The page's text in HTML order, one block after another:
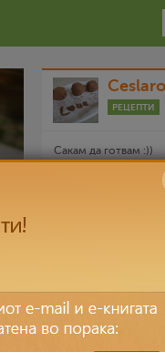
РЕЦЕПТИ
Сакам да готвам :))
Биди вистински
Рецептот е прочитан